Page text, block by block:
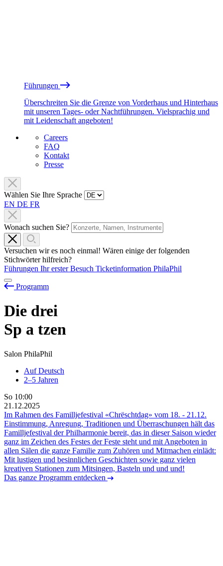
Führungen
Überschreiten Sie die Grenze von Vorderhaus und Hinterhaus
mit unseren Tages- oder Nachtführungen. Vielsprachig und
mit Leidenschaft angeboten!
Careers
FAQ
Kontakt
Presse
Wählen Sie Ihre Sprache
EN DE FR
Wonach suchen Sie?
Versuchen wir es noch einmal! Wären einige der folgenden
Stichwörter hilfreich?
Führungen Ihr erster Besuch Ticketinformation PhilaPhil
Programm
Die drei
Sp a tzen
Salon PhilaPhil
Auf Deutsch
2–5 Jahren
So 10:00
21.12.2025
Im Rahmen des Familljefestival «Chrëschtdag» vom 18. - 21.12.
Einstimmung, Anregung, Traditionen und Überraschungen hält das
Familljefestival der Philharmonie bereit, das in dieser Saison wieder
ganz im Zeichen des Festes der Feste steht und mit Angeboten in
allen Sälen die ganze Familie zum Zuhören und Mitmachen einlädt:
Mit lustigen und besinnlichen Geschichten sowie ganz vielen
kreativen Stationen zum Mitsingen, Basteln und und und!
Das ganze Programm entdecken